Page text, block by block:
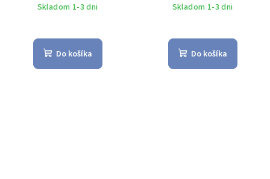
Skladom 1-3 dni
Do košíka
Skladom 1-3 dni
Do košíka